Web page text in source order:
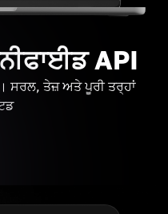
API
ਸਰਲ, ਤੇਜ਼ ਅਤੇ ਪੂਰੀ ਤਰ੍ਹਾਂ